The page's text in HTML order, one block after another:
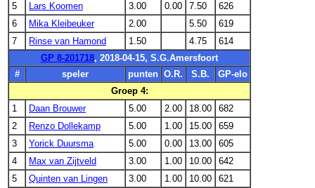
5
Lars Koomen 3.00 0.00 7.50
626
6
Mika Kleibeuker 2.00 5.50
619
7
Rinse van Hamond 1.50 4.75
614
GP 8-201718, 2018-04-15, S.G.Amersfoort
#
speler punten O.R. S.B.
GP-elo
Groep 4:
1
Daan Brouwer 5.00 2.00 18.00
682
2
Renzo Dollekamp 5.00 1.00 15.00
659
3
Yorick Duursma 5.00 0.00 13.00
605
4
Max van Zijtveld 3.00 1.00 10.00
642
5
Quinten van Lingen 3.00 1.00 10.00
621